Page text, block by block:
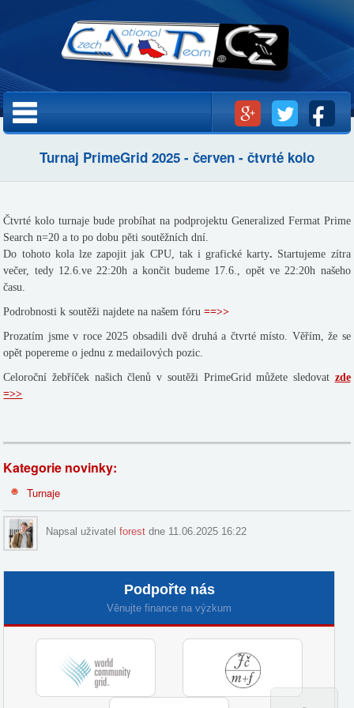
hlavnímu
obsahu
Hlavní menu
Turnaj PrimeGrid 2025 - červen - čtvrté kolo
Čtvrté kolo turnaje bude probíhat na podprojektu Generalized Fermat Prime
Search n=20 a to po dobu pěti soutěžních dní.
Do tohoto kola lze zapojit jak CPU, tak i grafické karty. Startujeme zítra
večer, tedy 12.6.ve 22:20h a končit budeme 17.6., opět ve 22:20h našeho
času.
Podrobnosti k soutěži najdete na našem fóru==>>
Prozatím jsme v roce 2025 obsadili dvě druhá a čtvrté místo. Věřím, že se
opět popereme o jednu z medailových pozic.
Celoroční žebříček našich členů v soutěži PrimeGrid můžete sledovat zde
=>>
Kategorie novinky:
Turnaje
Napsal uživatelforest dne 11.06.2025 16:22
Podpořte nás
Věnujte finance na výzkum